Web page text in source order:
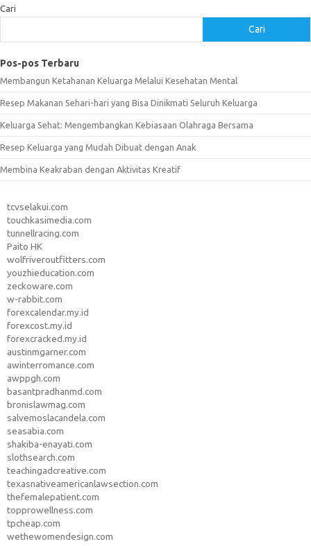
Cari
Cari
Pos-pos Terbaru
Membangun Ketahanan Keluarga Melalui Kesehatan Mental
Resep Makanan Sehari-hari yang Bisa Dinikmati Seluruh Keluarga
Keluarga Sehat: Mengembangkan Kebiasaan Olahraga Bersama
Resep Keluarga yang Mudah Dibuat dengan Anak
Membina Keakraban dengan Aktivitas Kreatif
tcvselakui.com
touchkasimedia.com
tunnellracing.com
Paito HK
wolfriveroutfitters.com
youzhieducation.com
zeckoware.com
w-rabbit.com
forexcalendar.my.id
forexcost.my.id
forexcracked.my.id
austinmgarner.com
awinterromance.com
awppgh.com
basantpradhanmd.com
bronislawmag.com
salvemoslacandela.com
seasabia.com
shakiba-enayati.com
slothsearch.com
teachingadcreative.com
texasnativeamericanlawsection.com
thefemalepatient.com
topprowellness.com
tpcheap.com
wethewomendesign.com